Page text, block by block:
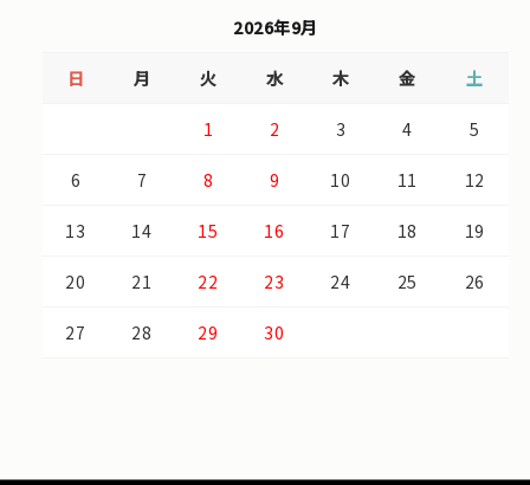
2026年9月
日 月 火 水 木 金 土
1 2 3 4 5
6 7 8 9 10 11 12
13 14 15 16 17 18 19
20 21 22 23 24 25 26
27 28 29 30